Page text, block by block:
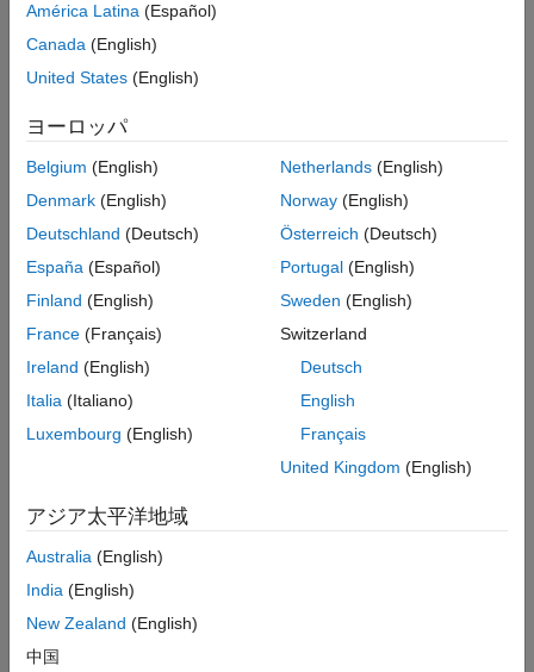
根拠
検証
バージョン履歴
JMAAB — a
MATLABバージョン
すべて
ルール
サブ ID a
ブロックは出力が右になるように配置されます。
例外
フィードバック ループで
が使用されている場合、出力は
左になる可能性があります。
カスタム パラメーター
該当なし
ックの出力は左になっています。
América Latina (Español)
Canada (English)
United States (English)
ヨーロッパ
Belgium (English)
Denmark (English)
Deutschland (Deutsch)
España (Español)
Finland (English)
France (Français)
Ireland (English)
Italia (Italiano)
Luxembourg (English)
Netherlands(English)
Norway(English)
Österreich (Deutsch)
Portugal(English)
Sweden (English)
Switzerland
Deutsch
English
Français
United Kingdom (English)
アジア太平洋地域
Australia (English)
India (English)
New Zealand (English)
中国